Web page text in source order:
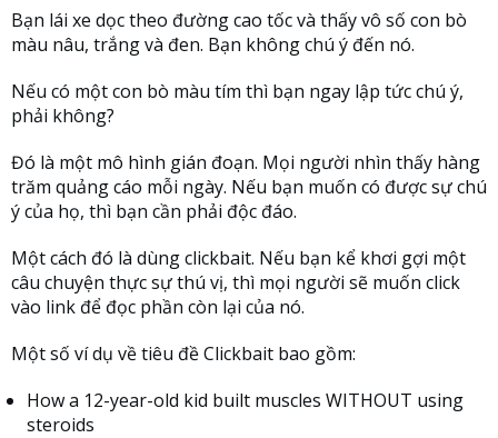
Bạn lái xe dọc theo đường cao tốc và thấy vô số con bò
màu nâu, trắng và đen. Bạn không chú ý đến nó.
Nếu có một con bò màu tím thì bạn ngay lập tức chú ý,
phải không?
Đó là một mô hình gián đoạn. Mọi người nhìn thấy hàng
trăm quảng cáo mỗi ngày. Nếu bạn muốn có được sự chú
ý của họ, thì bạn cần phải độc đáo.
Một cách đó là dùng clickbait. Nếu bạn kể khơi gợi một
câu chuyện thực sự thú vị, thì mọi người sẽ muốn click
vào link để đọc phần còn lại của nó.
Một số ví dụ về tiêu đề Clickbait bao gồm:
How a 12-year-old kid built muscles WITHOUT using
steroids